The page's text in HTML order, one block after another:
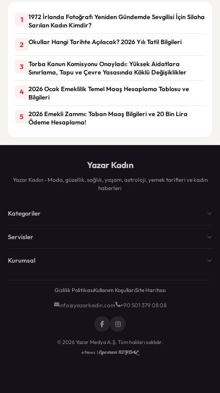
1
1972 İrlanda Fotoğrafı Yeniden Gündemde Sevgilisi İçin Silaha
Sarılan Kadın Kimdir?
2 Okullar Hangi Tarihte Açılacak? 2026 Yılı Tatil Bilgileri
3
Torba Kanun Komisyonu Onayladı: Yüksek Aidatlara
Sınırlama, Tapu ve Çevre Yasasında Köklü Değişiklikler
4
2026 Ocak Emeklilik Temel Maaş Hesaplama Tablosu ve
Bilgileri
5
2026 Emekli Zammı: Taban Maaş Bilgileri ve 20 Bin Lira
Ödeme Hesaplama!
Yazar Kadın
Yazar Kadın - Moda, güzellik, sağlık, yaşam, astroloji, yemek tarifleri ve kadın
haberleri
Kategoriler
Servisler
Kurumsal
Gizlilik PolitikasıKullanım KoşullarıSite Haritası
info@yazarkadin.com +90 501 379 08 08
© 2026 Yazar Medya A.Ş. Tüm hakları saklıdır.
eNews |Egemen KEYDAL